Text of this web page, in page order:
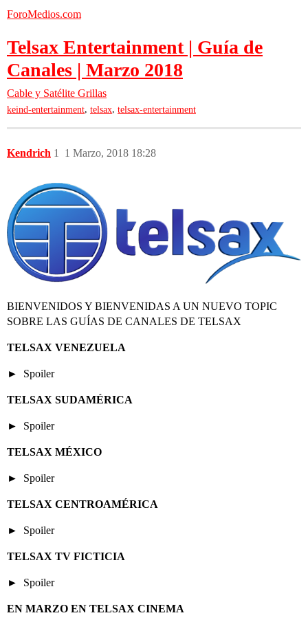
ForoMedios.com
Telsax Entertainment | Guía de
Canales | Marzo 2018
Cable y Satélite Grillas
keind-entertainment, telsax, telsax-entertainment
Kendrich 1 Marzo, 2018 18:28
1
BIENVENIDOS Y BIENVENIDAS A UN NUEVO TOPIC
SOBRE LAS GUÍAS DE CANALES DE TELSAX
TELSAX VENEZUELA
Spoiler
TELSAX SUDAMÉRICA
Spoiler
TELSAX MÉXICO
Spoiler
TELSAX CENTROAMÉRICA
Spoiler
TELSAX TV FICTICIA
Spoiler
EN MARZO EN TELSAX CINEMA